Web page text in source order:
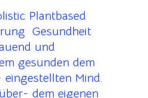
Plantbased
Gesundheit
und
gesunden dem
eingestellten Mind.
dem eigenen